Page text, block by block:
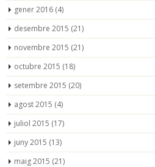
gener 2016 (4)
desembre 2015 (21)
novembre 2015 (21)
octubre 2015 (18)
setembre 2015 (20)
agost 2015 (4)
juliol 2015 (17)
juny 2015 (13)
maig 2015 (21)